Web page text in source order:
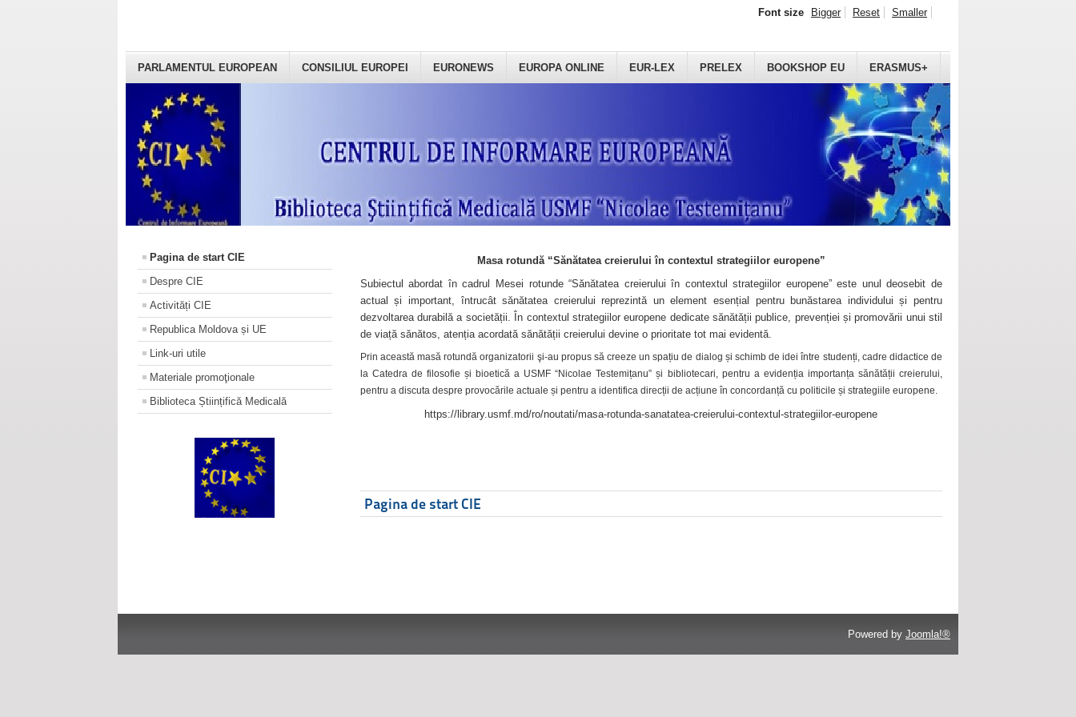
PARLAMENTUL EUROPEAN CONSILIUL EUROPEI EURONEWS EUROPA ONLINE EUR-LEX PRELEX BOOKSHOP EU ERASMUS+
Font size Bigger Reset Smaller
Pagina de start CIE
Despre CIE
Activități CIE
Republica Moldova și UE
Link-uri utile
Materiale promoţionale
Biblioteca Științifică Medicală
Masa rotundă “Sănătatea creierului în contextul strategiilor europene”
Subiectul abordat în cadrul Mesei rotunde “Sănătatea creierului în contextul strategiilor europene” este unul deosebit de
actual și important, întrucât sănătatea creierului reprezintă un element esențial pentru bunăstarea individului și pentru
dezvoltarea durabilă a societății. În contextul strategiilor europene dedicate sănătății publice, prevenției și promovării unui stil
de viață sănătos, atenția acordată sănătății creierului devine o prioritate tot mai evidentă.
Prin această masă rotundă organizatorii şi-au propus să creeze un spațiu de dialog și schimb de idei între studenți, cadre didactice de
la Catedra de filosofie și bioetică a USMF “Nicolae Testemițanu” și bibliotecari, pentru a evidenția importanța sănătății creierului,
pentru a discuta despre provocările actuale și pentru a identifica direcții de acțiune în concordanță cu politicile și strategiile europene.
https://library.usmf.md/ro/noutati/masa-rotunda-sanatatea-creierului-contextul-strategiilor-europene
Pagina de start CIE
Powered by Joomla!®